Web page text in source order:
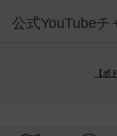
公式YouTubeチ
【ボ